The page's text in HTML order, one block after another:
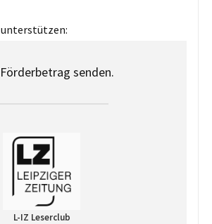
senden.
L-IZ Leserclub